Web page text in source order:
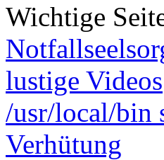
Wichtige
lustige Videos
/usr/local/bin
Verhütung